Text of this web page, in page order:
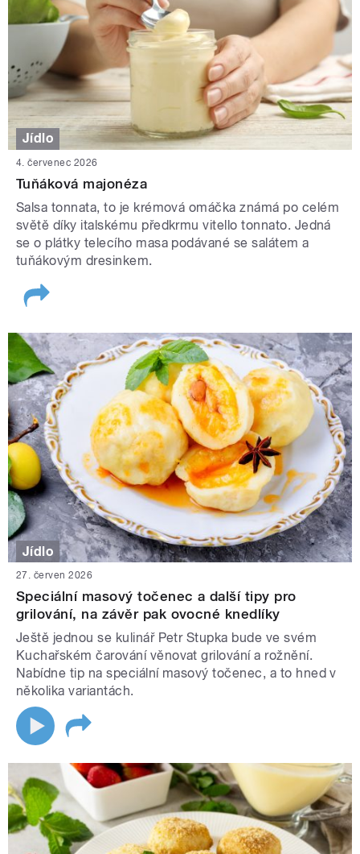
Jídlo
4. červenec 2026
Tuňáková majonéza
Salsa tonnata, to je krémová omáčka známá po celém
světě díky italskému předkrmu vitello tonnato. Jedná
se o plátky telecího masa podávané se salátem a
tuňákovým dresinkem.
Jídlo
27. červen 2026
Speciální masový točenec a další tipy pro
grilování, na závěr pak ovocné knedlíky
Ještě jednou se kulinář Petr Stupka bude ve svém
Kuchařském čarování věnovat grilování a rožnění.
Nabídne tip na speciální masový točenec, a to hned v
několika variantách.